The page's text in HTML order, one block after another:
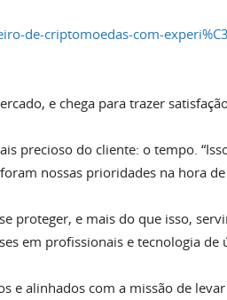
de-criptomoedas-com-
e chega para trazer
precioso do cliente: o tempo.
nossas prioridades na hora
proteger, e mais do que isso,
em profissionais e tecnologia de
e alinhados com a missão de